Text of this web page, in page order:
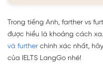
Trong tiếng Anh, farther vs
được hiểu là khoảng cách
và further chính xác nhất,
của IELTS LangGo nhé!